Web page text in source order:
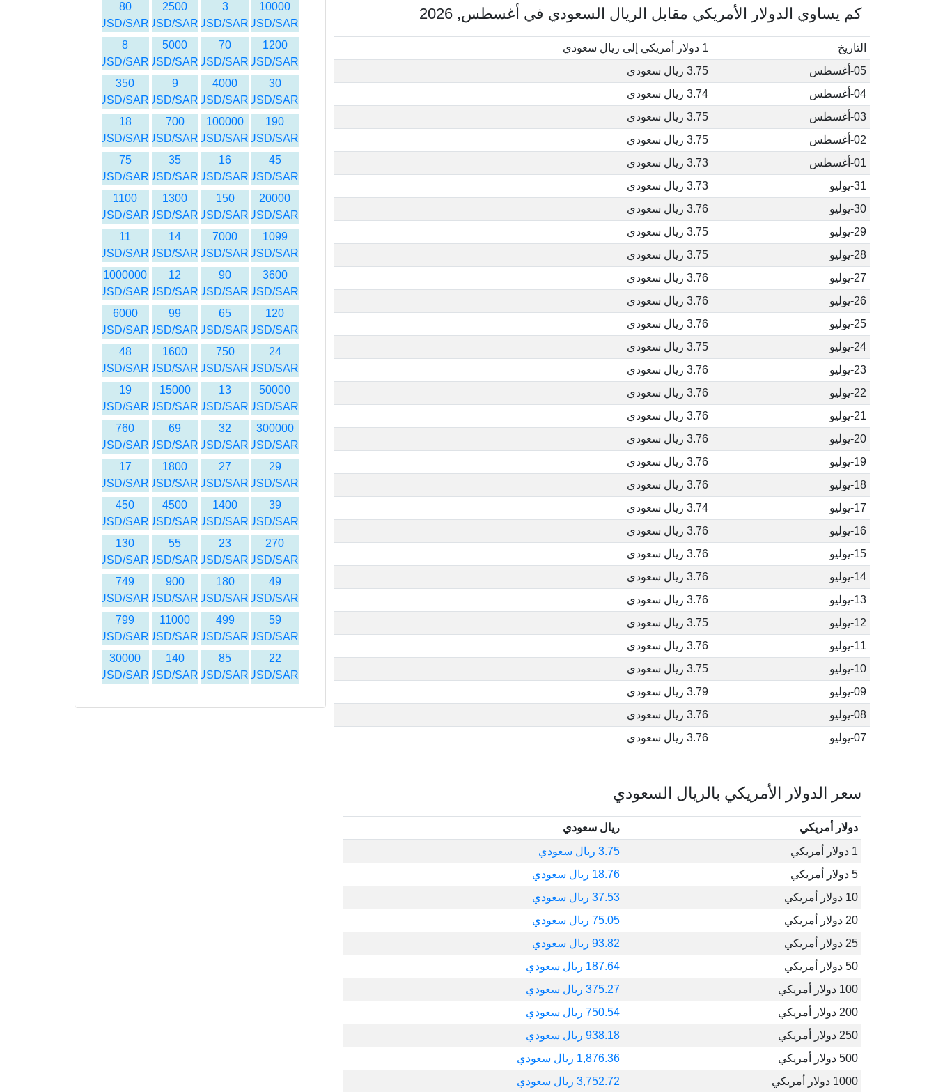
كم يساوي الدولار الأمريكي مقابل الريال السعودي في أغسطس, 2026
التاريخ
1 دولار أمريكي إلى ريال سعودي
05-أغسطس
3.75 ريال سعودي
04-أغسطس
3.74 ريال سعودي
03-أغسطس
3.75 ريال سعودي
02-أغسطس
3.75 ريال سعودي
01-أغسطس
3.73 ريال سعودي
31-يوليو
3.73 ريال سعودي
30-يوليو
3.76 ريال سعودي
29-يوليو
3.75 ريال سعودي
28-يوليو
3.75 ريال سعودي
27-يوليو
3.76 ريال سعودي
26-يوليو
3.76 ريال سعودي
25-يوليو
3.76 ريال سعودي
24-يوليو
3.75 ريال سعودي
23-يوليو
3.76 ريال سعودي
22-يوليو
3.76 ريال سعودي
21-يوليو
3.76 ريال سعودي
20-يوليو
3.76 ريال سعودي
19-يوليو
3.76 ريال سعودي
18-يوليو
3.76 ريال سعودي
17-يوليو
3.74 ريال سعودي
16-يوليو
3.76 ريال سعودي
15-يوليو
3.76 ريال سعودي
14-يوليو
3.76 ريال سعودي
13-يوليو
3.76 ريال سعودي
12-يوليو
3.75 ريال سعودي
11-يوليو
3.76 ريال سعودي
10-يوليو
3.75 ريال سعودي
09-يوليو
3.79 ريال سعودي
08-يوليو
3.76 ريال سعودي
07-يوليو
3.76 ريال سعودي
سعر الدولار الأمريكي بالريال السعودي
دولار أمريكي
ريال سعودي
1 دولار أمريكي
3.75 ريال سعودي
5 دولار أمريكي
18.76 ريال سعودي
10 دولار أمريكي
37.53 ريال سعودي
20 دولار أمريكي
75.05 ريال سعودي
25 دولار أمريكي
93.82 ريال سعودي
50 دولار أمريكي
187.64 ريال سعودي
100 دولار أمريكي
375.27 ريال سعودي
200 دولار أمريكي
750.54 ريال سعودي
250 دولار أمريكي
938.18 ريال سعودي
500 دولار أمريكي
1,876.36 ريال سعودي
1000 دولار أمريكي
3,752.72 ريال سعودي
10000
USD/SAR
3
USD/SAR
2500
USD/SAR
80
USD/SAR
1200
USD/SAR
70
USD/SAR
5000
USD/SAR
8
USD/SAR
30
USD/SAR
4000
USD/SAR
9
USD/SAR
350
USD/SAR
190
USD/SAR
100000
USD/SAR
700
USD/SAR
18
USD/SAR
45
USD/SAR
16
USD/SAR
35
USD/SAR
75
USD/SAR
20000
USD/SAR
150
USD/SAR
1300
USD/SAR
1100
USD/SAR
1099
USD/SAR
7000
USD/SAR
14
USD/SAR
11
USD/SAR
3600
USD/SAR
90
USD/SAR
12
USD/SAR
1000000
USD/SAR
120
USD/SAR
65
USD/SAR
99
USD/SAR
6000
USD/SAR
24
USD/SAR
750
USD/SAR
1600
USD/SAR
48
USD/SAR
50000
USD/SAR
13
USD/SAR
15000
USD/SAR
19
USD/SAR
300000
USD/SAR
32
USD/SAR
69
USD/SAR
760
USD/SAR
29
USD/SAR
27
USD/SAR
1800
USD/SAR
17
USD/SAR
39
USD/SAR
1400
USD/SAR
4500
USD/SAR
450
USD/SAR
270
USD/SAR
23
USD/SAR
55
USD/SAR
130
USD/SAR
49
USD/SAR
180
USD/SAR
900
USD/SAR
749
USD/SAR
59
USD/SAR
499
USD/SAR
11000
USD/SAR
799
USD/SAR
22
USD/SAR
85
USD/SAR
140
USD/SAR
30000
USD/SAR